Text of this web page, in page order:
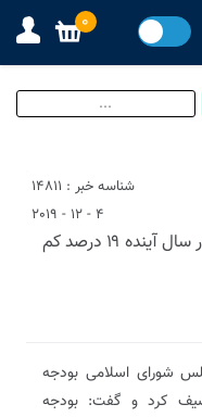
شناسه خبر : 14811
4 - 12 - 2019
فاطمه ذوالقدر: بودجه فرهنگی کشور سال آینده ۱۹ درصد کم
شورای اسلامی بودجه
کرد و گفت: بودجه
0